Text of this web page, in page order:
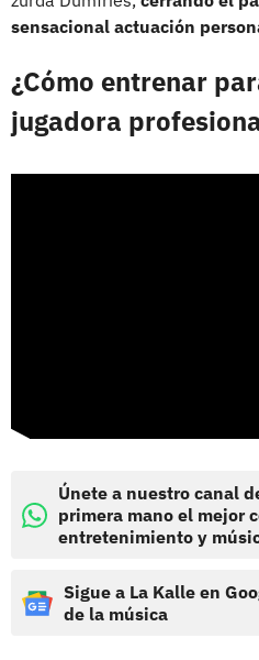
sensacional actuación
¿Cómo entrenar
jugadora
Únete a nuestro canal
primera mano el mejor
entretenimiento y
Sigue a La Kalle en
de la música